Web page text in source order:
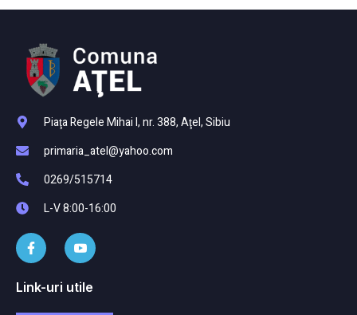
Piaţa Regele Mihai I, nr. 388, Aţel, Sibiu
primaria_atel@yahoo.com
0269/515714
L-V 8:00-16:00
Link-uri utile